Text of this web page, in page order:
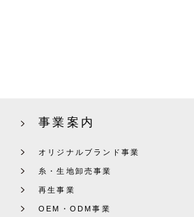
事業案内
オリジナルブランド事業
糸・生地卸売事業
再生事業
OEM・ODM事業